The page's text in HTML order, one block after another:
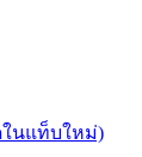
ในแท็บใหม่)